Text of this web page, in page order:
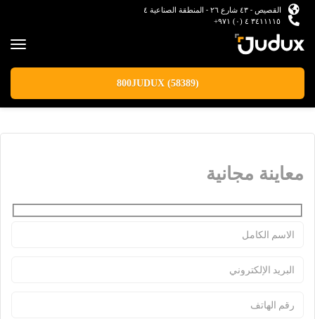
القصيص - ٤٣ شارع ٢٦ - المنطقة الصناعية ٤
٣٤١١١١٥ ٤ (٠) ٩٧١+
800JUDUX (58389)
معاينة مجانية